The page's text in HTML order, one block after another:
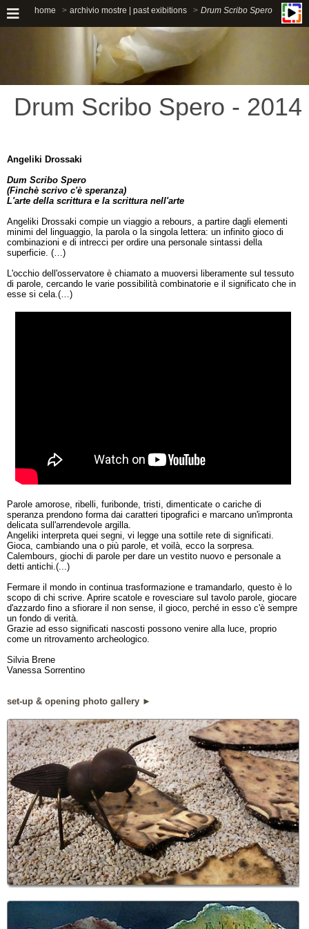
home archivio mostre | past exibitions Drum Scribo Spero
Drum Scribo Spero - 2014
Angeliki Drossaki
Dum Scribo Spero
(Finchè scrivo c'è speranza)
L'arte della scrittura e la scrittura nell'arte
Angeliki Drossaki compie un viaggio a rebours, a partire dagli elementi
minimi del linguaggio, la parola o la singola lettera: un infinito gioco di
combinazioni e di intrecci per ordire una personale sintassi della
superficie. (…)
L'occhio dell'osservatore è chiamato a muoversi liberamente sul tessuto
di parole, cercando le varie possibilità combinatorie e il significato che in
esse si cela.(…)
Parole amorose, ribelli, furibonde, tristi, dimenticate o cariche di
speranza prendono forma dai caratteri tipografici e marcano un'impronta
delicata sull'arrendevole argilla.
Angeliki interpreta quei segni, vi legge una sottile rete di significati.
Gioca, cambiando una o più parole, et voilà, ecco la sorpresa.
Calembours, giochi di parole per dare un vestito nuovo e personale a
detti antichi.(...)
Fermare il mondo in continua trasformazione e tramandarlo, questo è lo
scopo di chi scrive. Aprire scatole e rovesciare sul tavolo parole, giocare
d'azzardo fino a sfiorare il non sense, il gioco, perché in esso c'è sempre
un fondo di verità.
Grazie ad esso significati nascosti possono venire alla luce, proprio
come un ritrovamento archeologico.
Silvia Brene
Vanessa Sorrentino
set-up & opening photo gallery ►